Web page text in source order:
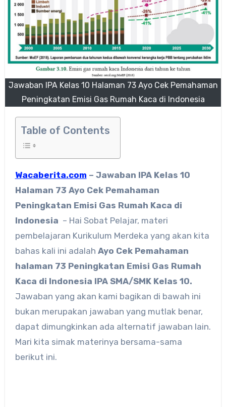
Jawaban IPA Kelas 10 Halaman 73 Ayo Cek Pemahaman
Peningkatan Emisi Gas Rumah Kaca di Indonesia
Table of Contents
Wacaberita.com – Jawaban IPA Kelas 10
Halaman 73 Ayo Cek Pemahaman
Peningkatan Emisi Gas Rumah Kaca di
Indonesia – Hai Sobat Pelajar, materi
pembelajaran Kurikulum Merdeka yang akan kita
bahas kali ini adalah Ayo Cek Pemahaman
halaman 73 Peningkatan Emisi Gas Rumah
Kaca di Indonesia IPA SMA/SMK Kelas 10.
Jawaban yang akan kami bagikan di bawah ini
bukan merupakan jawaban yang mutlak benar,
dapat dimungkinkan ada alternatif jawaban lain.
Mari kita simak materinya bersama-sama
berikut ini.